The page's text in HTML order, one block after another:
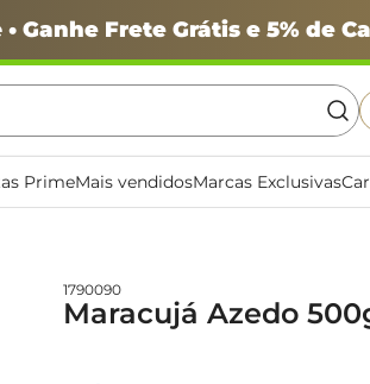
• Ganhe Frete Grátis e 5% de
PrimeMais vendidosMarcas Exclusivas
1790090
Maracujá Azedo